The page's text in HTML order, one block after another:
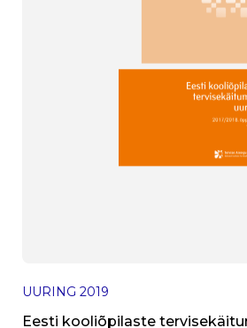
UURING 2019
Eesti kooliõpilaste